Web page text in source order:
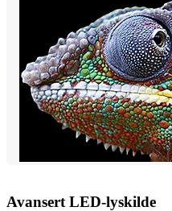
Avansert LED-lyskilde